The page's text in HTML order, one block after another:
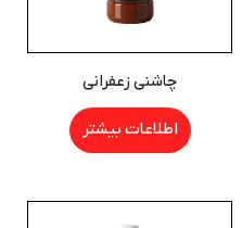
چاشنی زعفرانی
اطلاعات بیشتر